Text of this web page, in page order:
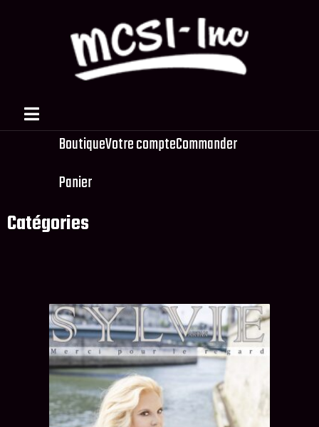
SYLVIE VARTAN
BoutiqueVotre compteCommander
Panier
Catégories